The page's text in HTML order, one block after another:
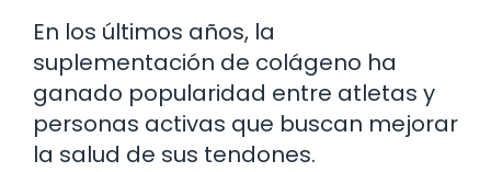
En los últimos años, la
suplementación de colágeno ha
ganado popularidad entre atletas y
personas activas que buscan mejorar
la salud de sus tendones.